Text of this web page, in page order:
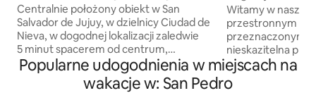
apartament
Centralnie położony obiekt w San
Salvador de Jujuy, w dzielnicy Ciudad de
Nieva, w dogodnej lokalizacji zaledwie
5 minut spacerem od centrum,
3 przecznice od Federacji Koszykówki
i 8 przecznic od Miasta Kultury, łatwy
dostęp do trasy, aby odwiedzić
Witamy w
przestronnym
przeznaczonym
nieskazitelna
staranne detale i
Wszystkie meble
budynku są
Popularne udogodnienia w miejscach na
wakacje w: San Pedro